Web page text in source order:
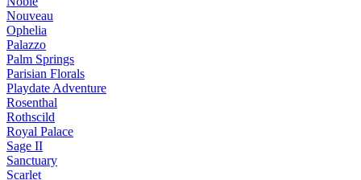
Nouveau
Ophelia
Palazzo
Palm Springs
Parisian Florals
Playdate Adventure
Rosenthal
Rothscild
Royal Palace
Sage II
Sanctuary
Scarlet